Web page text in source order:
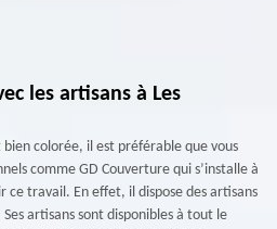
les artisans à Les
colorée, il est préférable que vous
comme GD Couverture qui s’installe à
ce travail. En effet, il dispose des artisans
artisans sont disponibles à tout le